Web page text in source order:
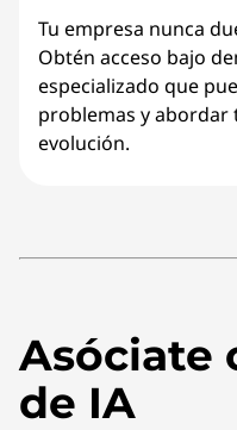
Tu empresa nunca
Obtén acceso bajo
especializado que
problemas y abordar
evolución.
Asóciate
de IA